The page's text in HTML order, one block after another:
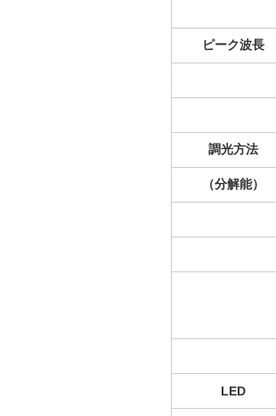
ピーク波長
調光方法
（分解能）
LED